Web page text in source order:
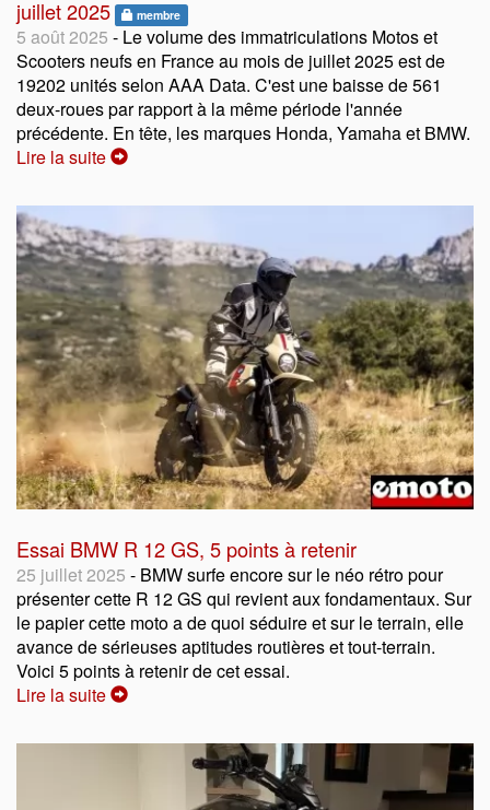
juillet 2025 membre
5 août 2025 - Le volume des immatriculations Motos et
Scooters neufs en France au mois de juillet 2025 est de
19202 unités selon AAA Data. C'est une baisse de 561
deux-roues par rapport à la même période l'année
précédente. En tête, les marques Honda, Yamaha et BMW.
Lire la suite
Essai BMW R 12 GS, 5 points à retenir
25 juillet 2025 - BMW surfe encore sur le néo rétro pour
présenter cette R 12 GS qui revient aux fondamentaux. Sur
le papier cette moto a de quoi séduire et sur le terrain, elle
avance de sérieuses aptitudes routières et tout-terrain.
Voici 5 points à retenir de cet essai.
Lire la suite